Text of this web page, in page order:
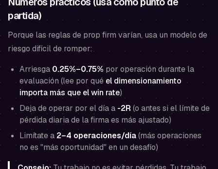
partida)
Porque las reglas de prop firm varían, usa un modelo de
riesgo difícil de romper:
Arriesga 0.25%–0.75% por operación durante la
evaluación (lee por qué el dimensionamiento
importa más que el win rate)
Deja de operar por el día a -2R (o antes si el límite de
pérdida diaria de la firma es más ajustado)
Limítate a 2–4 operaciones/día(más operaciones
no es "más oportunidad" en un desafío)